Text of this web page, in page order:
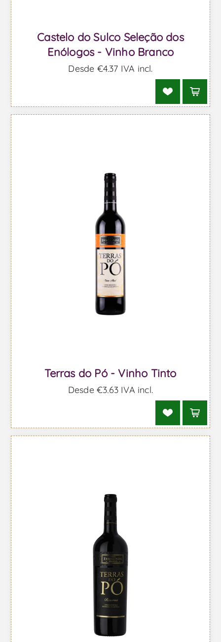
Castelo do Sulco Seleção dos
Enólogos - Vinho Branco
Desde €4,37 IVA incl.
Terras do Pó - Vinho Tinto
Desde €3,63 IVA incl.